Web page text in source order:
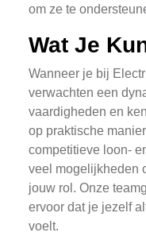
om ze te
Wat Je
Wanneer je bij
verwachten een
vaardigheden en
op praktische
competitieve loon-
veel mogelijkheden
jouw rol. Onze
ervoor dat je jezelf
voelt.